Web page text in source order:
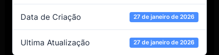
Data de Criação 27 de janeiro de 2026
Ultima Atualização 27 de janeiro de 2026